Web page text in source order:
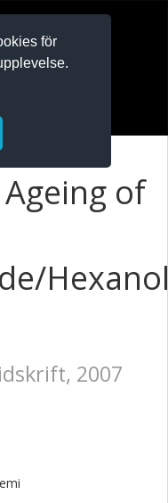
för
of
2007